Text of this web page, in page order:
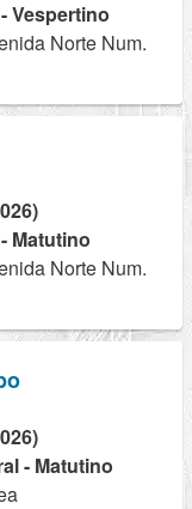
Vespertino
Norte Num.
Matutino
Norte Num.
- Matutino